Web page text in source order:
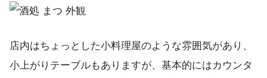
店内はちょっとした小料理屋のような雰囲気があり、
小上がりテーブルもありますが、基本的にはカウンタ